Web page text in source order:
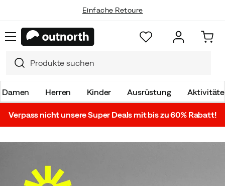
Einfache Retoure
Damen Herren Kinder Ausrüstung
Verpass nicht unsere Super Deals mit bis zu 60% Rabatt!